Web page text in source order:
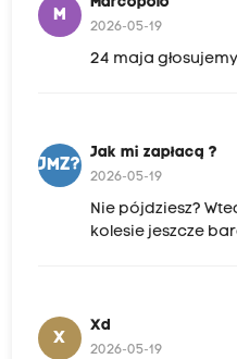
M
2026-05-19
24 maja
JMZ?
Jak mi zapłacą ?
2026-05-19
Nie pójdziesz?
kolesie jeszcze
X
Xd
2026-05-19